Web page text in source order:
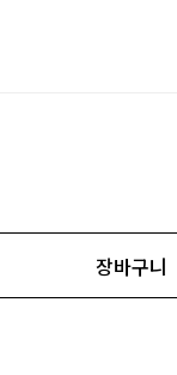
장바구니